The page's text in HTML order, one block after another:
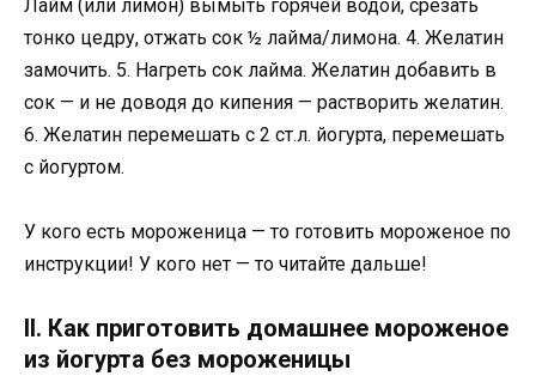
Лайм (или лимон) вымыть горячей водой, срезать
тонко цедру, отжать сок ½ лайма/лимона. 4. Желатин
замочить. 5. Нагреть сок лайма. Желатин добавить в
сок — и не доводя до кипения — растворить желатин.
6. Желатин перемешать с 2 ст.л. йогурта, перемешать
с йогуртом.
У кого есть мороженица — то готовить мороженое по
инструкции! У кого нет — то читайте дальше!
II. Как приготовить домашнее мороженое
из йогурта без мороженицы